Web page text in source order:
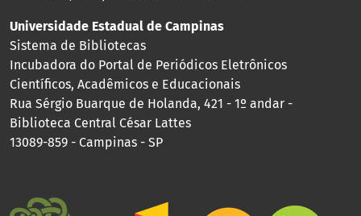
Universidade Estadual de Campinas
Sistema de Bibliotecas
Incubadora do Portal de Periódicos Eletrônicos
Científicos, Acadêmicos e Educacionais
Rua Sérgio Buarque de Holanda, 421 - 1º andar -
Biblioteca Central César Lattes
13089-859 - Campinas - SP